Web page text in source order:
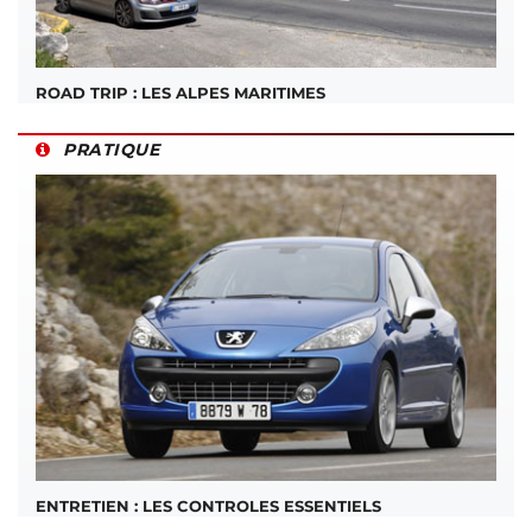
ROAD TRIP : LES ALPES MARITIMES
PRATIQUE
ENTRETIEN : LES CONTROLES ESSENTIELS